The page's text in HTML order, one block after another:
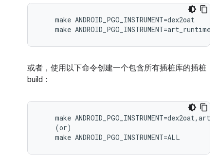
    make ANDROID_PGO_INSTRUMENT=dex2oat
    make ANDROID_PGO_INSTRUMENT=art_runtime
或者，使用以下命令创建一个包含所有插桩库的插桩
build：
make
    (or)
    make ANDROID_PGO_INSTRUMENT=ALL